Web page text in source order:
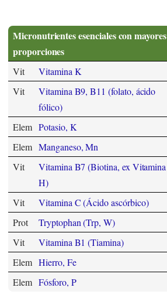
Micronutrientes esenciales con mayores
proporciones
Vit Vitamina K
Vit
Vitamina B9, B11 (folato, ácido
fólico)
Elem Potasio, K
Elem Manganeso, Mn
Vit
Vitamina B7 (Biotina, ex Vitamina
H)
Vit Vitamina C (Ácido ascórbico)
Prot
Tryptophan (Trp, W)
Vit
Vitamina B1 (Tiamina)
Elem Hierro, Fe
Elem Fósforo, P